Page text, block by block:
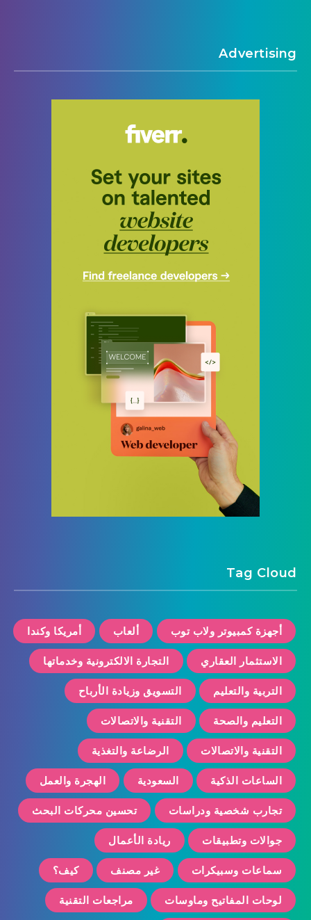
Advertising
Tag Cloud
أجهزة كمبيوتر ولاب توب ألعاب أمريكا وكندا
الاستثمار العقاري التجارة الالكترونية وخدماتها
التربية والتعليم التسويق وزيادة الأرباح
التعليم والصحة التقنية والاتصالات
التقنية والاتصالات الرضاعة والتغذية
الساعات الذكية السعودية الهجرة والعمل
تجارب شخصية ودراسات تحسين محركات البحث
جوالات وتطبيقات ريادة الأعمال
سماعات وسبيكرات غير مصنف كيف؟
لوحات المفاتيح وماوسات مراجعات التقنية